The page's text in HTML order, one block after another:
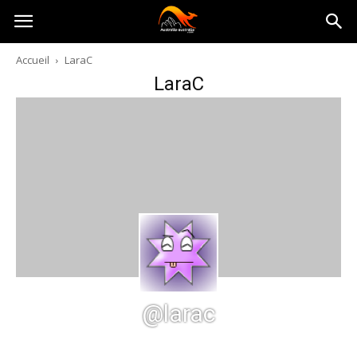
Australia-
australie.com
Accueil LaraC
LaraC
@larac